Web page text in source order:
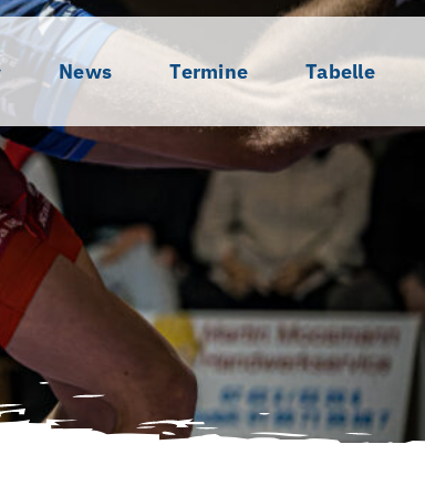
News Termine Tabelle